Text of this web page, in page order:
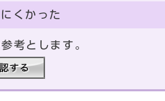
くかった
考とします。